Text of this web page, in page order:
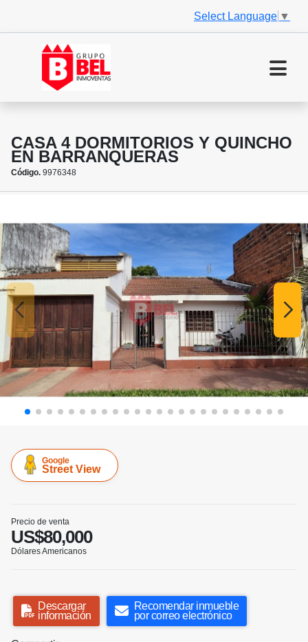
Select Language ▼
CASA 4 DORMITORIOS Y QUINCHO
EN BARRANQUERAS
Código. 9976348
Google
Street View
Precio de venta
US$80,000
Dólares Americanos
Descargar
información
Recomendar inmueble
por correo electrónico